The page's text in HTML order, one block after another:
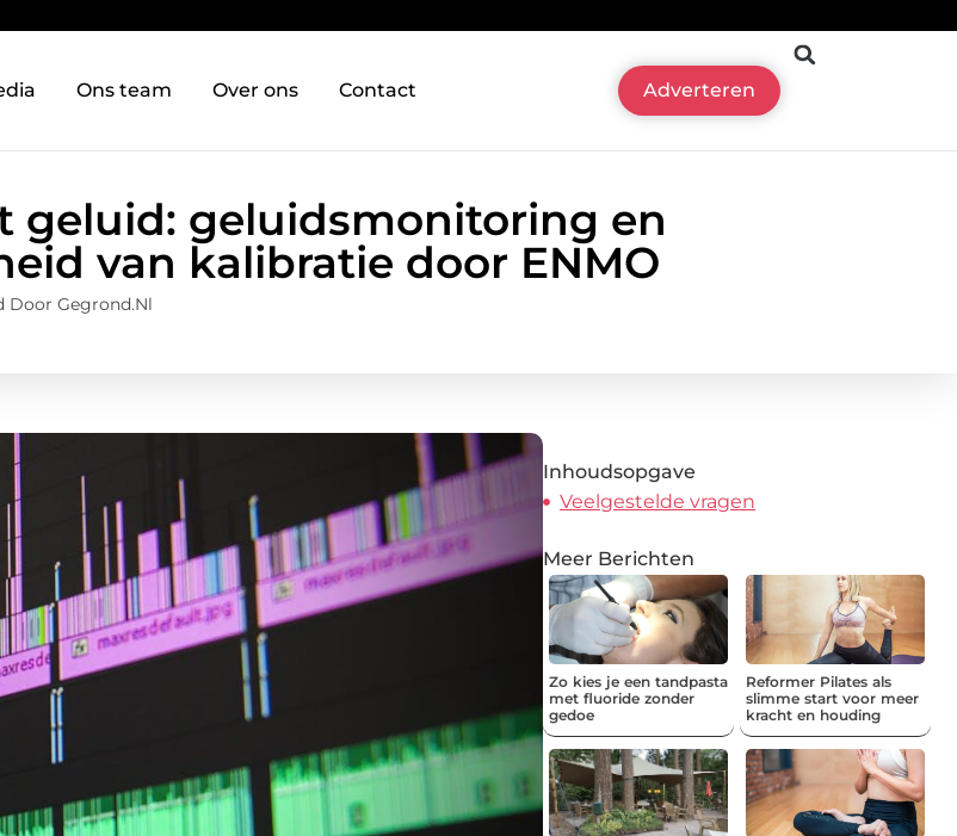
Ons team Over ons Contact Adverteren
geluid: geluidsmonitoring en
van kalibratie door ENMO
Door Gegrond.nl
Inhoudsopgave
Veelgestelde vragen
Meer Berichten
Zo kies je een tandpasta
met fluoride zonder
gedoe
Reformer Pilates als
slimme start voor meer
kracht en houding